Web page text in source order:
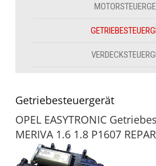
Getriebesteuergerät
OPEL EASYTRONIC
MERIVA 1.6 1.8 P1607